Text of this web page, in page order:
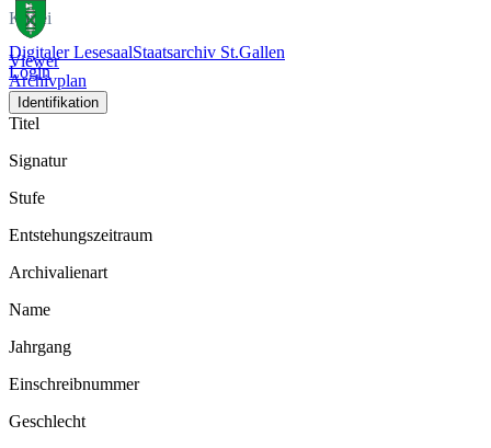
Digitaler LesesaalStaatsarchiv St.Gallen
Login
Kartei
Viewer
Archivplan
Identifikation
Titel
Signatur
Stufe
Entstehungszeitraum
Archivalienart
Name
Jahrgang
Einschreibnummer
Geschlecht